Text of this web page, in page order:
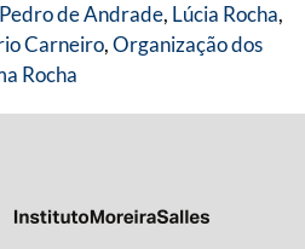
de Andrade, Lúcia Rocha,
Carneiro,Organização dos
Rocha